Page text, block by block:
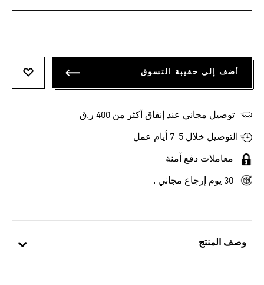
وصف المنتج
أضف إلى حقيبة التسوق
توصيل مجاني عند إنفاق أكثر من 400 ر.ق
التوصيل خلال 5-7 أيام عمل
معاملات دفع آمنة